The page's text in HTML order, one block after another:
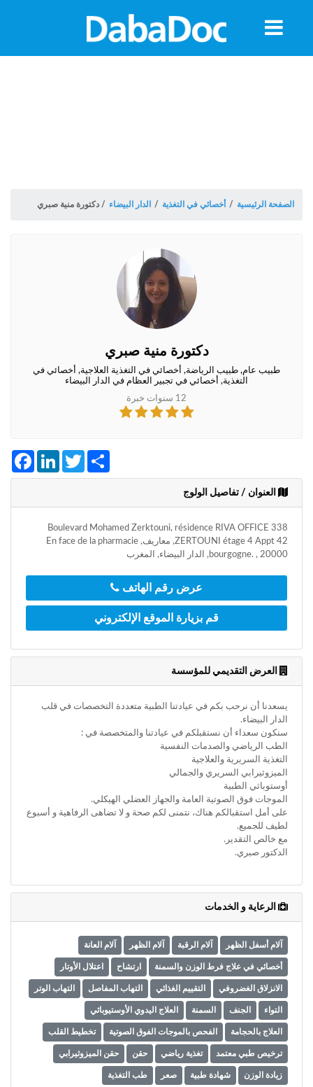
الصفحة الرئيسية / أخصائي في التغذية / الدار البيضاء / دكتورة منية صبري
دكتورة منية صبري
طبيب عام, طبيب الرياضة, أخصائي في التغذية العلاجية, أخصائي في
التغذية, أخصائي في تجبير العظام في الدار البيضاء
12 سنوات خبرة
LinkedInTwitter Share
العنوان / تفاصيل الولوج
338 Boulevard Mohamed Zerktouni, résidence RIVA OFFICE
ZERTOUNI étage 4 Appt 42, معاريف, En face de la pharmacie
bourgogne. , 20000, الدار البيضاء, المغرب
عرض رقم الهاتف
قم بزيارة الموقع الإلكتروني
العرض التقديمي للمؤسسة
يسعدنا أن نرحب بكم في عيادتنا الطبية متعددة التخصصات في قلب
الدار البيضاء.
سنكون سعداء أن نستقبلكم في عيادتنا والمتخصصة في :
الطب الرياضي والصدمات النفسية
التغذية السريرية والعلاجية
الميزوثيرابي السريري والجمالي
أوستوباثي الطبية
الموجات فوق الصوتية العامة والجهاز العضلي الهيكلي.
على أمل استقبالكم هناك، نتمنى لكم صحة و لا تضاهى الرفاهية و أسبوع
لطيف للجميع.
مع خالص التقدير.
الدكتور صبري.
الرعاية و الخدمات
آلام أسفل الظهر آلام الرقبة آلام الظهر آلام العانة
أخصائي في علاج فرط الوزن والسمنة ارتشاح اعتلال الأوتار
الانزلاق الغضروفي التقييم الغذائي التهاب المفاصل التهاب الوتر
التواء الجنف السمنة العلاج اليدوي الأوستيوباثي
العلاج بالحجامة الفحص بالموجات الفوق الصوتية تخطيط القلب
ترخيص طبي معتمد تغذية رياضي حقن حقن الميزوثيرابي
زيادة الوزن شهادة طبية صعر طب التغذية
معلومات
المواعيد"
بأنك
قد
قرأت
على
وأحكام
،
بما
في
الفقرة
الخاصة
بحماية
المعلومات
الشخصية.